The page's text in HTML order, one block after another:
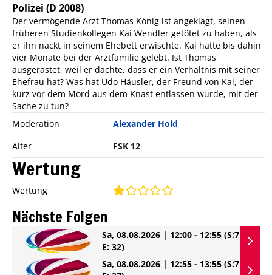
Polizei (D 2008)
Der vermögende Arzt Thomas König ist angeklagt, seinen
früheren Studienkollegen Kai Wendler getötet zu haben, als
er ihn nackt in seinem Ehebett erwischte. Kai hatte bis dahin
vier Monate bei der Arztfamilie gelebt. Ist Thomas
ausgerastet, weil er dachte, dass er ein Verhältnis mit seiner
Ehefrau hat? Was hat Udo Häusler, der Freund von Kai, der
kurz vor dem Mord aus dem Knast entlassen wurde, mit der
Sache zu tun?
Moderation
Alexander Hold
Alter
FSK 12
Wertung
Wertung
Nächste Folgen
Sa, 08.08.2026 | 12:00 - 12:55 (S:7
E: 32)
Sa, 08.08.2026 | 12:55 - 13:55 (S:7